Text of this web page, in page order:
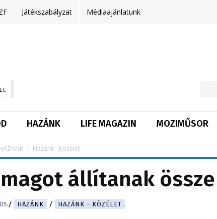
Játékszabályzat Médiaajánlatunk
HAZÁNK LIFE MAGAZIN MOZIMŰSOR
Hazánk - Közélet
állítanak össze
HAZÁNK HAZÁNK - KÖZÉLET